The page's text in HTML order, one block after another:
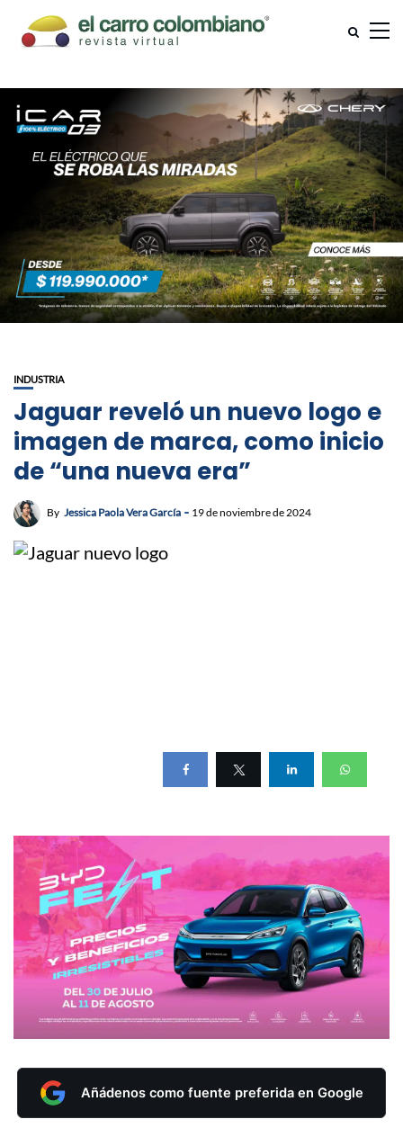
INDUSTRIA
Jaguar reveló un nuevo logo e
imagen de marca, como inicio
de “una nueva era”
By Jessica Paola Vera García 19 de noviembre de 2024
Añádenos como fuente preferida en Google